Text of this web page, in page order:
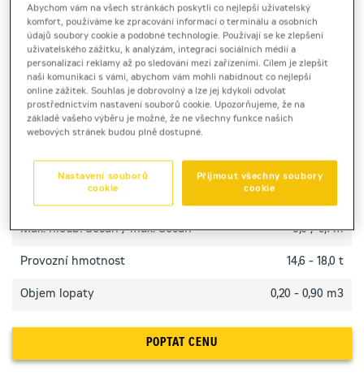
Technický list [6,2 MB] Brožura [2,9 MB]
Kolové rýpadlo Cat M314 výrobce Caterpillar nabízí
rychlé přesuny, přesné ovládání a efektivní práci ve
městě i na stavbě.
Max. hloub. dosah / max. dosah 5,6 / 9,1 m
Provozní hmotnost 14,6 - 18,0 t
Objem lopaty 0,20 - 0,90 m3
POPTAT CENU
Abychom vám na všech stránkách poskytli co nejlepší uživatelský
komfort, používáme ke zpracování informací o terminálu a osobních
údajů soubory cookie a podobné technologie. Používají se ke zlepšení
uživatelského zážitku, k analýzám, integraci sociálních médií a
personalizaci reklamy až po sledování mezi zařízeními. Cílem je zlepšit
naši komunikaci s vámi, abychom vám mohli nabídnout co nejlepší
online zážitek. Souhlas je dobrovolný a lze jej kdykoli odvolat
prostřednictvím nastavení souborů cookie. Upozorňujeme, že na
základě vašeho výběru je možné, že ne všechny funkce našich
webových stránek budou plně dostupné.
Přijmout všechny soubory
cookie
Nastavení souborů
cookie